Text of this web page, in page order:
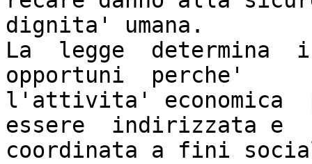
dignita' umana.
La  legge  determina
opportuni  perche'
l'attivita' economica
essere  indirizzata e
coordinata a fini